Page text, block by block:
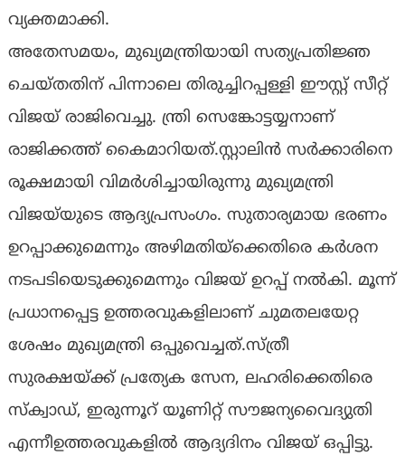
വ്യക്തമാക്കി.
അതേസമയം, മുഖ്യമന്ത്രിയായി സത്യപ്രതിജ്ഞ
ചെയ്തതിന് പിന്നാലെ തിരുച്ചിറപ്പള്ളി ഈസ്റ്റ് സീറ്റ്
വിജയ് രാജിവെച്ചു. ന്ത്രി സെങ്കോട്ടയ്യനാണ്
രാജിക്കത്ത് കൈമാറിയത്.സ്റ്റാലിൻ സർക്കാരിനെ
രൂക്ഷമായി വിമർശിച്ചായിരുന്നു മുഖ്യമന്ത്രി
വിജയ്‌യുടെ ആദ്യപ്രസംഗം. സുതാര്യമായ ഭരണം
ഉറപ്പാക്കുമെന്നും അഴിമതിയ്ക്കെതിരെ കർശന
നടപടിയെടുക്കുമെന്നും വിജയ് ഉറപ്പ് നൽകി. മൂന്ന്
പ്രധാനപ്പെട്ട ഉത്തരവുകളിലാണ് ചുമതലയേറ്റ
ശേഷം മുഖ്യമന്ത്രി ഒപ്പുവെച്ചത്.സ്ത്രീ
സുരക്ഷയ്ക്ക് പ്രത്യേക സേന, ലഹരിക്കെതിരെ
സ്ക്വാഡ്, ഇരുന്നൂറ് യൂണിറ്റ് സൗജന്യവൈദ്യുതി
എന്നീഉത്തരവുകളിൽ ആദ്യദിനം വിജയ് ഒപ്പിട്ടു.